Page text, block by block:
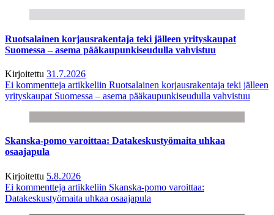
Ruotsalainen korjausrakentaja teki jälleen yrityskaupat
Suomessa – asema pääkaupunkiseudulla vahvistuu
Kirjoitettu 31.7.2026
Ei kommentteja artikkeliin Ruotsalainen korjausrakentaja teki jälleen
yrityskaupat Suomessa – asema pääkaupunkiseudulla vahvistuu
Skanska-pomo varoittaa: Datakeskustyömaita uhkaa
osaajapula
Kirjoitettu 5.8.2026
Ei kommentteja artikkeliin Skanska-pomo varoittaa:
Datakeskustyömaita uhkaa osaajapula